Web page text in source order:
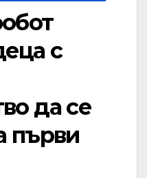
с
да се
първи